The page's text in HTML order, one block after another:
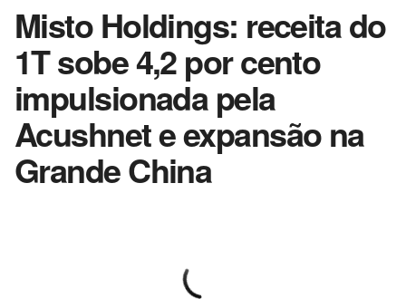
Misto Holdings: receita do
1T sobe 4,2 por cento
impulsionada pela
Acushnet e expansão na
Grande China